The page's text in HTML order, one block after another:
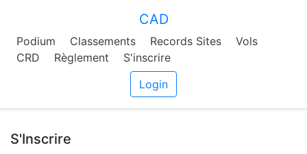
CAD
Podium Classements Records Sites
Vols
CRD
Règlement
S'inscrire
Login
S'Inscrire